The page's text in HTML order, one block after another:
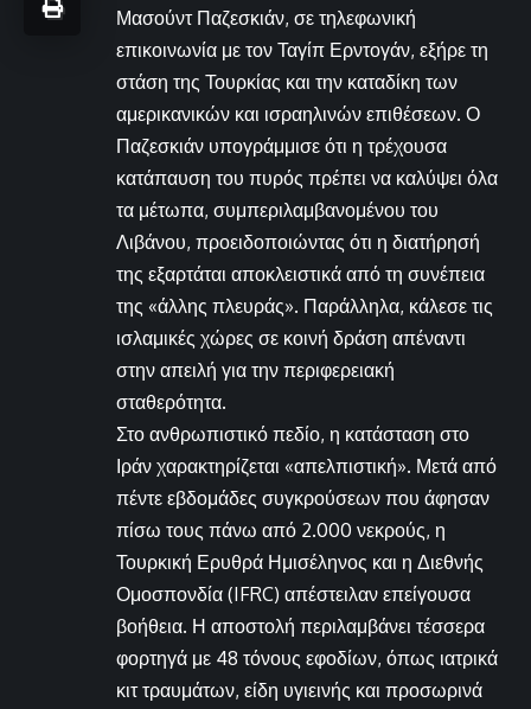
Μασούντ Παζεσκιάν, σε τηλεφωνική
επικοινωνία με τον Ταγίπ Ερντογάν, εξήρε τη
στάση της Τουρκίας και την καταδίκη των
αμερικανικών και ισραηλινών επιθέσεων. Ο
Παζεσκιάν υπογράμμισε ότι η τρέχουσα
κατάπαυση του πυρός πρέπει να καλύψει όλα
τα μέτωπα, συμπεριλαμβανομένου του
Λιβάνου, προειδοποιώντας ότι η διατήρησή
της εξαρτάται αποκλειστικά από τη συνέπεια
της «άλλης πλευράς». Παράλληλα, κάλεσε τις
ισλαμικές χώρες σε κοινή δράση απέναντι
στην απειλή για την περιφερειακή
σταθερότητα.
Στο ανθρωπιστικό πεδίο, η κατάσταση στο
Ιράν χαρακτηρίζεται «απελπιστική». Μετά από
πέντε εβδομάδες συγκρούσεων που άφησαν
πίσω τους πάνω από 2.000 νεκρούς, η
Τουρκική Ερυθρά Ημισέληνος και η Διεθνής
Ομοσπονδία (IFRC) απέστειλαν επείγουσα
βοήθεια. Η αποστολή περιλαμβάνει τέσσερα
φορτηγά με 48 τόνους εφοδίων, όπως ιατρικά
κιτ τραυμάτων, είδη υγιεινής και προσωρινά